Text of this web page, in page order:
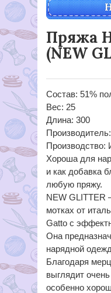
Пряжа
(NEW
Состав: 51%
Вес: 25
Длина: 300
Производство:
Хороша для
и как добавка
любую пряжу.
NEW GLITTER
мотках от
Gatto с
Она
нарядной
Благодаря
выглядит
особенно